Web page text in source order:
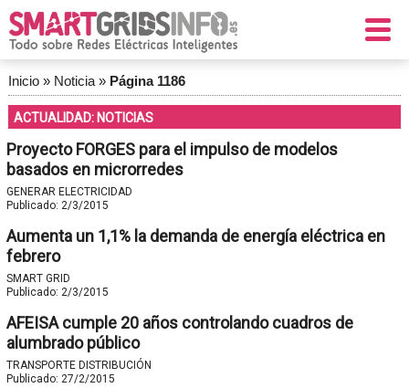
Inicio» Noticia» Página 1186
ACTUALIDAD: NOTICIAS
Proyecto FORGES para el impulso de modelos
basados en microrredes
GENERAR ELECTRICIDAD
Publicado: 2/3/2015
Aumenta un 1,1% la demanda de energía eléctrica en
febrero
SMART GRID
Publicado: 2/3/2015
AFEISA cumple 20 años controlando cuadros de
alumbrado público
TRANSPORTE DISTRIBUCIÓN
Publicado: 27/2/2015